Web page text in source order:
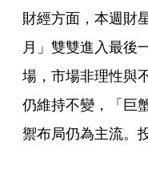
財經方面，本週財
月」雙雙進入最後
場，市場非理性與
仍維持不變，「巨
禦布局仍為主流。